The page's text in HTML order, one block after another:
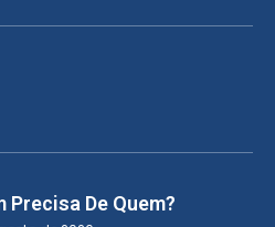
Precisa De Quem?